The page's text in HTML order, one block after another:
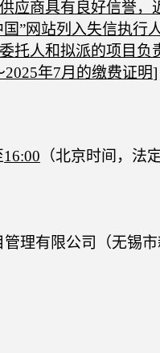
应商具有良好信誉，
国”网站列入失信执行
托人和拟派的项目负
2025年7月的缴费证明]
16:00 （北京时间， 法
理有限公司（无锡